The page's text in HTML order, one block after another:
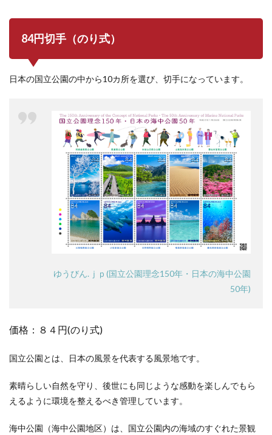
84円切手（のり式）
日本の国立公園の中から10カ所を選び、切手になっています。
ゆうびん.ｊｐ(国立公園理念150年・日本の海中公園
50年)
価格：８４円(のり式)
国立公園とは、日本の風景を代表する風景地です。
素晴らしい自然を守り、後世にも同じような感動を楽しんでもら
えるように環境を整えるべき管理しています。
海中公園（海中公園地区）は、国立公園内の海域のすぐれた景観